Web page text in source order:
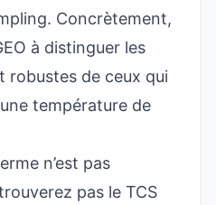
Concrètement,
à distinguer les
robustes de ceux qui
une température de
n’est pas
pas le TCS